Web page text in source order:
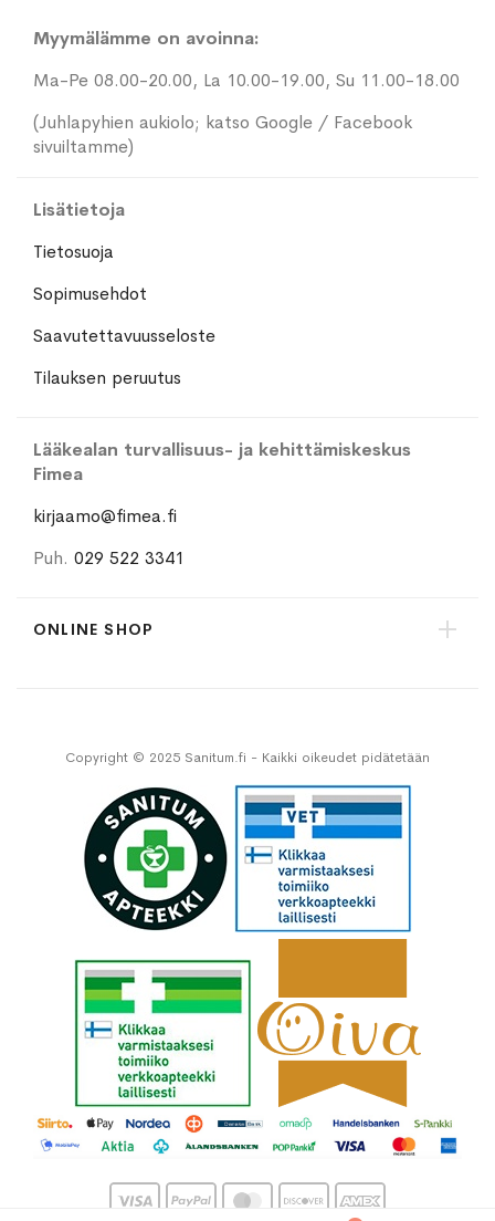
Myymälämme on avoinna:
Ma-Pe 08.00-20.00, La 10.00-19.00, Su 11.00-18.00
(Juhlapyhien aukiolo; katso Google / Facebook
sivuiltamme)
Lisätietoja
Tietosuoja
Sopimusehdot
Saavutettavuusseloste
Tilauksen peruutus
Lääkealan turvallisuus- ja kehittämiskeskus
Fimea
kirjaamo@fimea.fi
Puh. 029 522 3341
ONLINE SHOP
Copyright © 2025 Sanitum.fi - Kaikki oikeudet pidätetään